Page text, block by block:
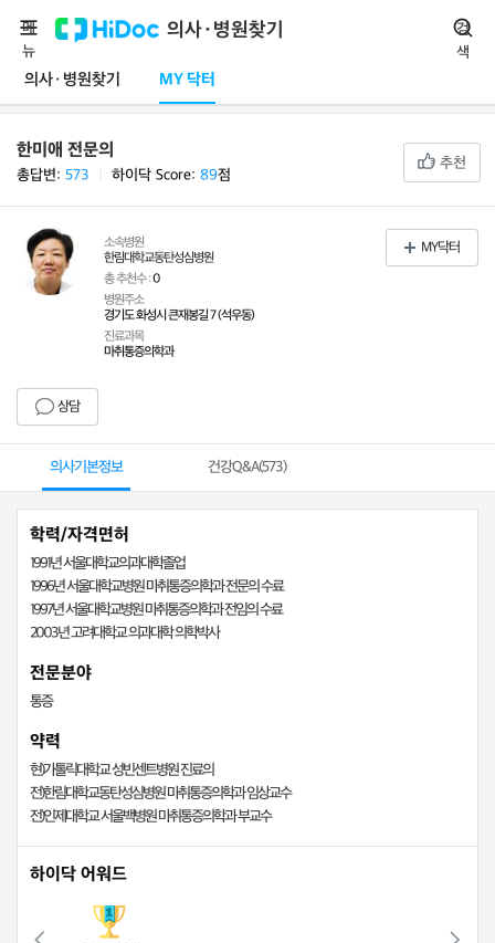
의사·병원찾기
의사·병원찾기 MY 닥터
메
뉴
검
색
한미애 전문의
총답변: 573 하이닥 Score: 89점
추천
소속병원
한림대학교동탄성심병원
총 추천수 :0
병원주소
경기도 화성시 큰재봉길 7 (석우동)
진료과목
마취통증의학과
상담
MY닥터
의사기본정보 건강Q&A(573)
학력/자격면허
1991년 서울대학교의과대학졸업
1996년 서울대학교병원 마취통증의학과 전문의 수료
1997년 서울대학교병원 마취통증의학과 전임의 수료
2003년 고려대학교 의과대학 의학박사
전문분야
통증
약력
현)가톨릭대학교 성빈센트병원 진료의
전)한림대학교동탄성심병원 마취통증의학과 임상교수
전)인제대학교 서울백병원 마취통증의학과 부교수
하이닥 어워드